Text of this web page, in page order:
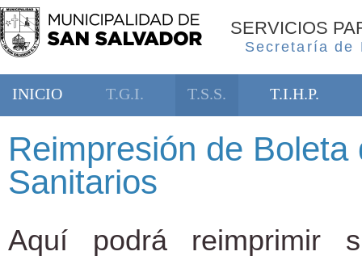
SERVICIOS
Secretaría de
INICIO T.G.I. T.S.S. T.I.H.P.
Reimpresión de
Sanitarios
Aquí podrá reimprimir